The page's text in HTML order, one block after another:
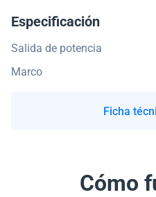
Especificación
Salida de potencia
Marco
Ficha
Cómo